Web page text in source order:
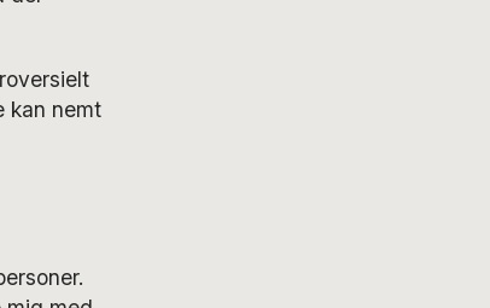
kan nemt